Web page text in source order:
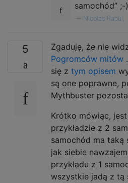
samochód” ;-)
Nicolas Raoul,
5 Zgaduję, że nie
Pogromców mitów
się z tym opisem
są one poprawne,
Mythbuster
Krótko mówiąc,
przykładzie z 2
samochód ma taką
jak siebie
przykładu z 1
wszystkie jadą z tą